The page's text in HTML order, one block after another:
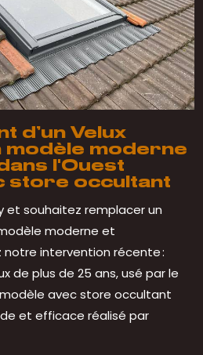
d’un Velux
modèle moderne
l'Ouest
store occultant
et souhaitez remplacer un
moderne et
notre intervention récente :
de plus de 25 ans, usé par le
avec store occultant
et efficace réalisé par